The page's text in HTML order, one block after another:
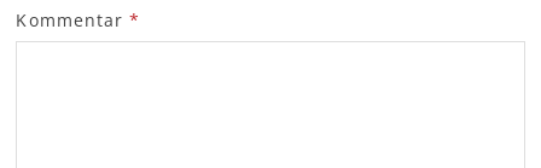
Kommentar*